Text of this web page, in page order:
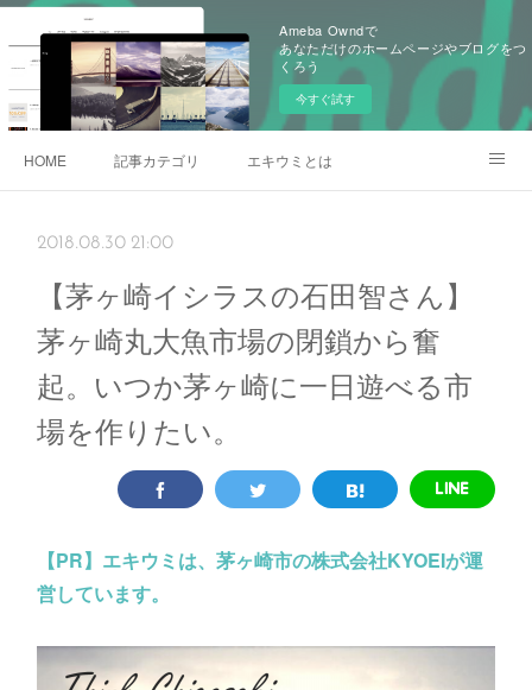
Ameba Owndで
あなただけのホームページやブログをつ
くろう
今すぐ試す
HOME 記事カテゴリ エキウミとは
2018.08.30 21:00
【茅ヶ崎イシラスの石田智さん】
茅ヶ崎丸大魚市場の閉鎖から奮
起。いつか茅ヶ崎に一日遊べる市
場を作りたい。
【PR】 エキウミは、茅ヶ崎市の株式会社KYOEIが運
営しています。